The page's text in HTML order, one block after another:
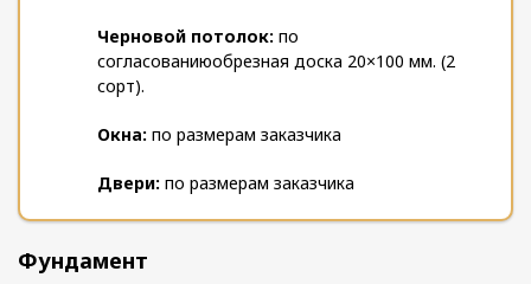
Черновой потолок: по
согласованиюобрезная доска 20×100 мм. (2
сорт).
Окна: по размерам заказчика
Двери: по размерам заказчика
Фундамент